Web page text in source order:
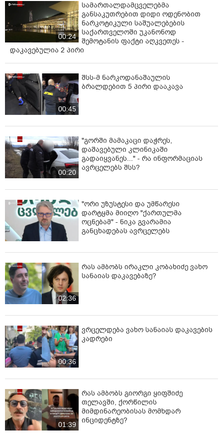
00:24
სამართალდამცველებმა
განსაკუთრებით დიდი ოდენობით
ნარკოტიკული საშუალებების
საქართველოში უკანონოდ
შემოტანის ფაქტი აღკვეთეს -
დაკავებულია 2 პირი
00:45
შსს-მ ნარკოდანაშაულის
ბრალდებით 5 პირი დააკავა
00:20
"გორში მამაკაცი დაჭრეს,
დაშავებული კლინიკაში
გადაიყვანეს..." - რა ინფორმაციას
ავრცელებს შსს?
"ორი უზუსტესი და უმწარესი
დარტყმა მიიღო "ქართულმა
ოცნებამ" - ნიკა გვარამია
განცხადებას ავრცელებს
02:36
რას ამბობს ირაკლი კობახიძე ვახო
სანაიას დაკავებაზე?
00:36
ვრცელდება ვახო სანაიას დაკავების
კადრები
01:39
რას ამბობს გიორგი ყიფშიძე
თელავში, ქორწილის
მიმდინარეობისას მომხდარ
ინციდენტზე?